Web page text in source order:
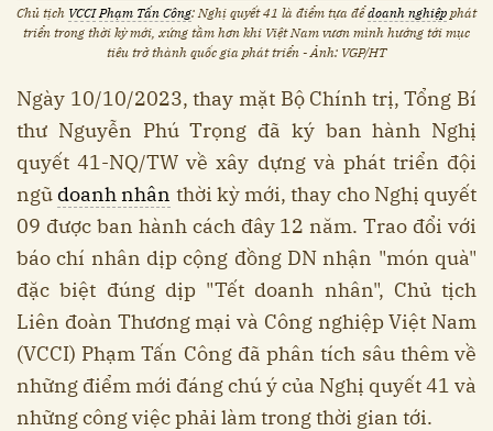
Chủ tịch VCCI Phạm Tấn Công: Nghị quyết 41 là điểm tựa đểdoanh nghiệp phát
triển trong thời kỳ mới, xứng tầm hơn khi Việt Nam vươn mình hướng tới mục
tiêu trở thành quốc gia phát triển - Ảnh: VGP/HT
Ngày 10/10/2023, thay mặt Bộ Chính trị, Tổng Bí
thư Nguyễn Phú Trọng đã ký ban hành Nghị
quyết 41-NQ/TW về xây dựng và phát triển đội
ngũ doanh nhân thời kỳ mới, thay cho Nghị quyết
09 được ban hành cách đây 12 năm. Trao đổi với
báo chí nhân dịp cộng đồng DN nhận "món quà"
đặc biệt đúng dịp "Tết doanh nhân", Chủ tịch
Liên đoàn Thương mại và Công nghiệp Việt Nam
(VCCI) Phạm Tấn Công đã phân tích sâu thêm về
những điểm mới đáng chú ý của Nghị quyết 41 và
những công việc phải làm trong thời gian tới.